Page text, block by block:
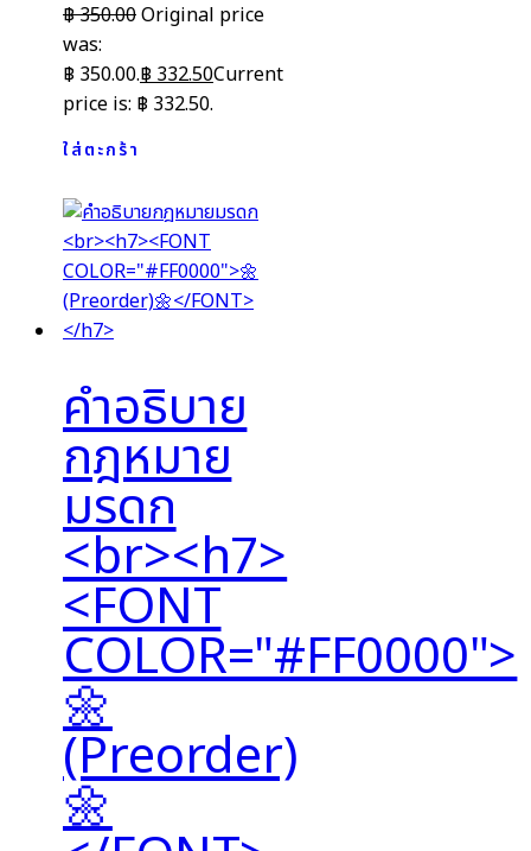
฿350.00Original price
was:
฿ 350.00.฿332.50Current
price is: ฿ 332.50.
ใส่ตะกร้า
คำอธิบาย
กฎหมาย
มรดก
<br><h7>
<FONT
COLOR="#FF0000">
🌼
(Preorder)
🌼